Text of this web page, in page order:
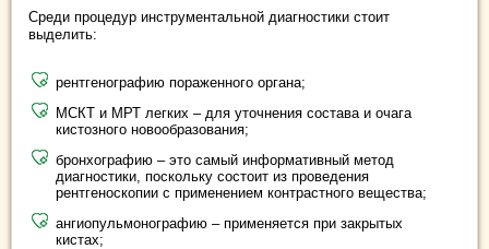
Среди процедур инструментальной диагностики стоит
выделить:
рентгенографию пораженного органа;
МСКТ и МРТ легких – для уточнения состава и очага
кистозного новообразования;
бронхографию – это самый информативный метод
диагностики, поскольку состоит из проведения
рентгеноскопии с применением контрастного вещества;
ангиопульмонографию – применяется при закрытых
кистах;